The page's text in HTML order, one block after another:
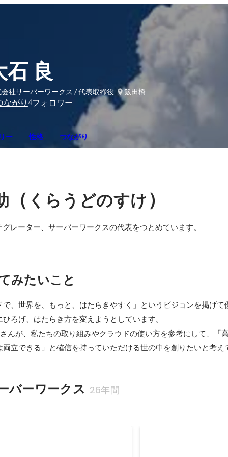
石 良
社サーバーワークス / 代表取締役
飯田橋
ながり 4フォロワー
ー 性格 つながり
（ くらうどのすけ）
レーター、サーバーワークスの代表をつとめています。
みたいこと
で、世界を、もっと、はたらきやすく」というビジョンを掲げて
ひろげ、はたらき方を変えようとしています。
んが、私たちの取り組みやクラウドの使い方を参考にして、「
両立できる」と確信を持っていただける世の中を創りたいと考え
バーワークス 26年間